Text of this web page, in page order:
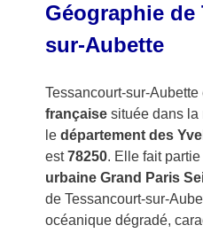
Géographie de
sur-Aubette
Tessancourt-sur-Aubette
françaisesituée dans la
le département des
est78250. Elle fait partie
urbaine Grand Paris
de Tessancourt-sur-
océanique dégradé,